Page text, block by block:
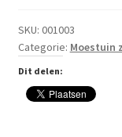
aantal
SKU: 001003
Categorie: Moestuin
Dit delen: